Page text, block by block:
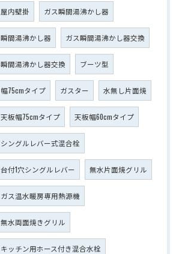
屋内壁掛 ガス瞬間湯沸かし器
瞬間湯沸かし器 ガス瞬間湯沸かし器交換
瞬間湯沸かし器交換 ブーツ型
幅75cmタイプ ガスター 水無し片面焼
天板幅75cmタイプ 天板幅60cmタイプ
シングルレバー式混合栓
台付1穴シングルレバー 無水片面焼グリル
ガス温水暖房専用熱源機
無水両面焼きグリル
キッチン用ホース付き混合水栓